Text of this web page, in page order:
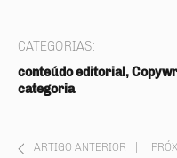
CATEGORIAS:
conteúdo editorial,
categoria
ARTIGO ANTERIOR